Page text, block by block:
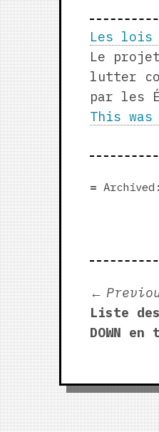
Les lois
Le
lutter
par les
This was
Archived:
Post
Liste
DOWN